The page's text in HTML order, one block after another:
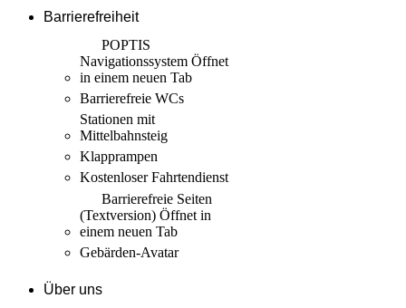
Barrierefreiheit
POPTIS
Navigationssystem Öffnet
in einem neuen Tab
Barrierefreie WCs
Stationen mit
Mittelbahnsteig
Klapprampen
Kostenloser Fahrtendienst
Barrierefreie Seiten
(Textversion) Öffnet in
einem neuen Tab
Gebärden-Avatar
Über uns